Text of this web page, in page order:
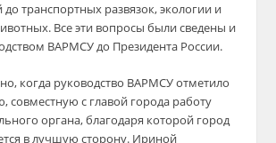
транспортных развязок, экологии и
Все эти вопросы были сведены и
ВАРМСУ до Президента России.
когда руководство ВАРМСУ отметило
совместную с главой города работу
органа, благодаря которой город
в лучшую сторону. Ириной